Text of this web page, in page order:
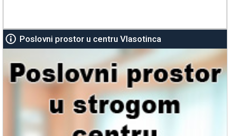
Poslovni prostor u centru Vlasotinca